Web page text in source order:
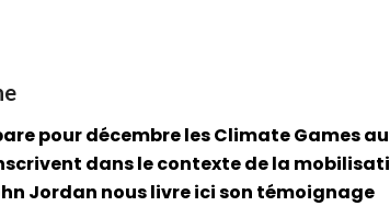
pour décembre les Climate Games
dans le contexte de la
Jordan nous livre ici son témoignage